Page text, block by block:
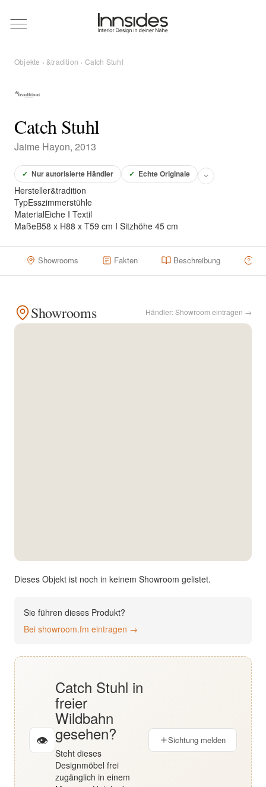
Magazin
Showrooms
Objekte
Über uns
Für Händler
Deutsch
Objekte ›&tradition › Catch Stuhl
Catch Stuhl
Jaime Hayon, 2013
✓ Nur autorisierte Händler ✓ Echte Originale
Hersteller&tradition
TypEsszimmerstühle
MaterialEiche I Textil
MaßeB58 x H88 x T59 cm I Sitzhöhe 45 cm
Showrooms Fakten Beschreibung
Showrooms Händler: Showroom eintragen →
Dieses Objekt ist noch in keinem Showroom gelistet.
Sie führen dieses Produkt?
Bei showroom.fm eintragen →
👁
Catch Stuhl in
freier
Wildbahn
gesehen?
Steht dieses
Designmöbel frei
zugänglich in einem
Sichtung melden